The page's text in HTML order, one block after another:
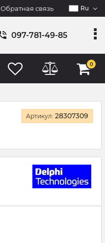
Обратная связь Ru
097-781-49-85
0
Артикул: 28307309